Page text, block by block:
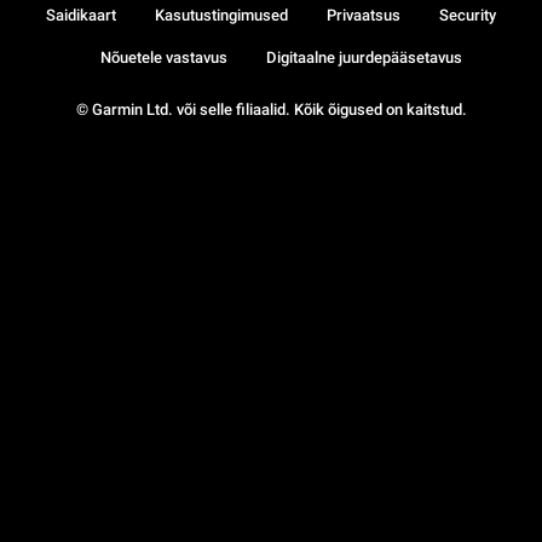
© Garmin Ltd. või selle filiaalid. Kõik õigused on kaitstud.
Saidikaart Kasutustingimused Privaatsus Security
Nõuetele vastavus Digitaalne juurdepääsetavus